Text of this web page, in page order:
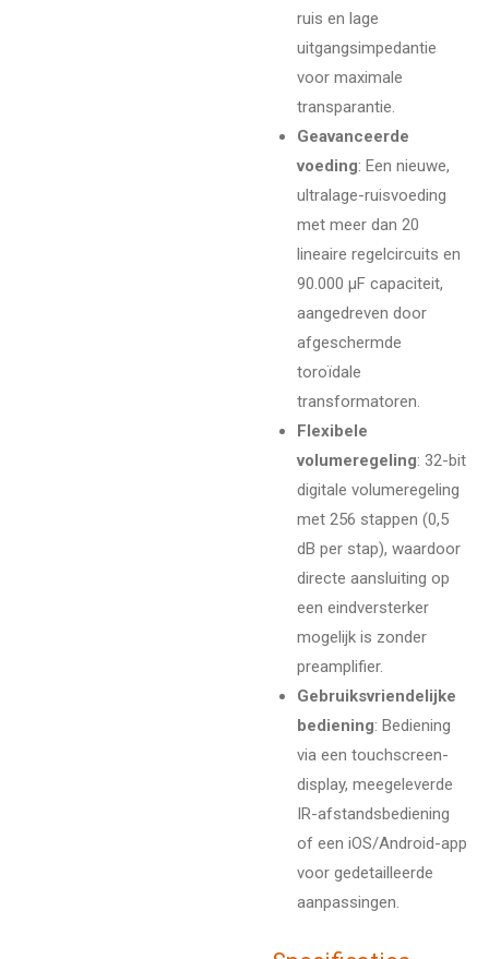
ruis en lage
uitgangsimpedantie
voor maximale
transparantie.
Geavanceerde
voeding: Een nieuwe,
ultralage-ruisvoeding
met meer dan 20
lineaire regelcircuits en
90.000 µF capaciteit,
aangedreven door
afgeschermde
toroïdale
transformatoren.
Flexibele
volumeregeling: 32-bit
digitale volumeregeling
met 256 stappen (0,5
dB per stap), waardoor
directe aansluiting op
een eindversterker
mogelijk is zonder
preamplifier.
Gebruiksvriendelijke
bediening: Bediening
via een touchscreen-
display, meegeleverde
IR-afstandsbediening
of een iOS/Android-app
voor gedetailleerde
aanpassingen.